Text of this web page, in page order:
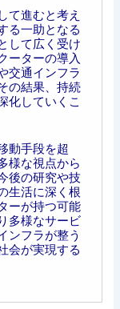
て進むと考え
る一助となる
して広く受け
ーターの導入
交通インフラ
の結果、持続
化していくこ
動手段を超
様な視点から
後の研究や技
生活に深く根
ーが持つ可能
多様なサービ
ンフラが整う
会が実現する